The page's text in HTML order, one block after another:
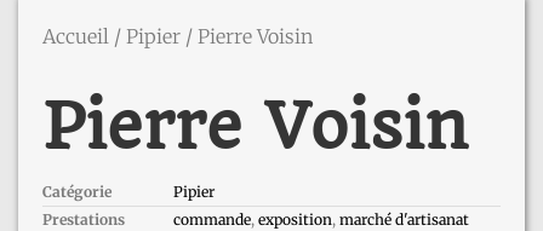
Accueil / Pipier / Pierre Voisin
Pierre Voisin
Catégorie
Pipier
Prestations
commande, exposition, marché d'artisanat